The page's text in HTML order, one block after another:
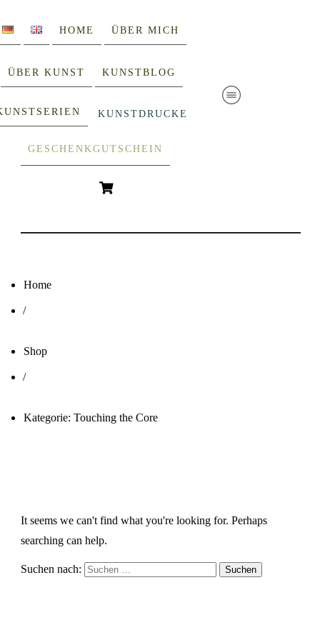
HOME ÜBER MICH
ÜBER KUNST KUNSTBLOG
KUNSTDRUCKE
GESCHENKGUTSCHEIN
Home
/
Shop
/
Kategorie: Touching the Core
It seems we can't find what you're looking for. Perhaps
searching can help.
Suchen nach: